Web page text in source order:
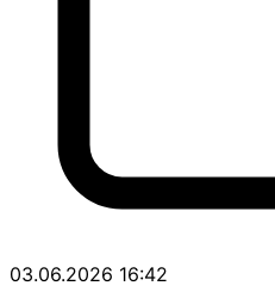
03.06.2026 16:42